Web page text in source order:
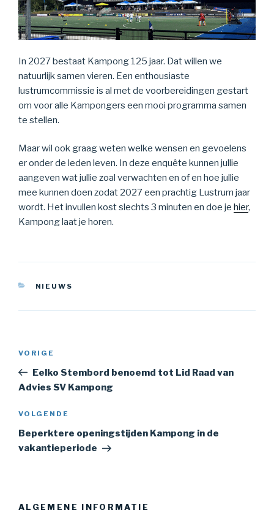
In 2027 bestaat Kampong 125 jaar. Dat willen we
natuurlijk samen vieren. Een enthousiaste
lustrumcommissie is al met de voorbereidingen gestart
om voor alle Kampongers een mooi programma samen
te stellen.
Maar wil ook graag weten welke wensen en gevoelens
er onder de leden leven. In deze enquête kunnen jullie
aangeven wat jullie zoal verwachten en of en hoe jullie
mee kunnen doen zodat 2027 een prachtig Lustrum jaar
wordt. Het invullen kost slechts 3 minuten en doe je hier,
Kampong laat je horen.
CATEGORIEËN
NIEUWS
Vorig
bericht
VORIGE
Eelko Stembord benoemd tot Lid Raad van
Advies SV Kampong
Volgend
bericht
VOLGENDE
Beperktere openingstijden Kampong in de
vakantieperiode
ALGEMENE INFORMATIE